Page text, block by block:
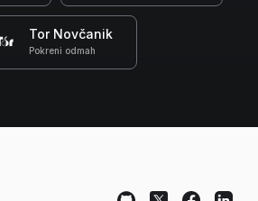
Tor Novčanik
Pokreni odmah